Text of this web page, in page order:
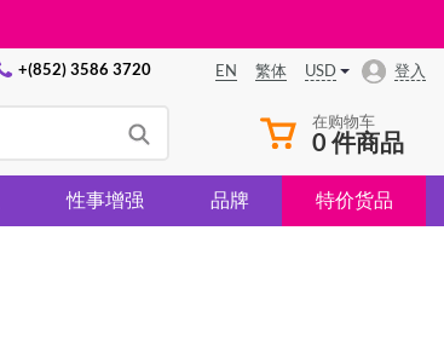
+(852) 3586 3720 EN 繁体 USD 登入
在购物车
0 件商品
性事增强 品牌 特价货品